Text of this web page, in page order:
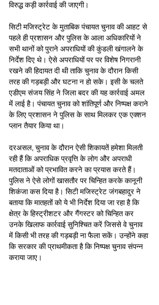
विरुद्ध कड़ी कार्रवाई की जाएगी।
सिटी मजिस्ट्रेट के मुताबिक पंचायत चुनाव की आहट से
पहले ही प्रशासन और पुलिस के आला अधिकारियों ने
सभी थानों को पुराने अपराधियों की कुंडली खंगालने के
निर्देश दिए थे। ऐसे अपराधियों पर पर विशेष निगरानी
रखने की हिदायत दी थी ताकि चुनाव के दौरान किसी
तरह की गड़बड़ी और घटना न हो सके। इसी के चलते
एडीएम संजय सिंह ने जिला बदर की यह कार्रवाई अमल
में लाई है। पंचायत चुनाव को शांतिपूर्ण और निष्पक्ष कराने
के लिए प्रशासन ने पुलिस के साथ मिलकर एक एक्शन
प्लान तैयार किया था।
दरअसल, चुनाव के दौरान ऐसी शिकायतें हमेशा मिलती
रही हैं कि अपराधिक प्रवृत्ति के लोग और अपराधी
मतदाताओं को प्रभावित करने का प्रयास करते हैं।
पुलिस ने ऐसे लोगों खासतौर पर चिन्हित करके कानूनी
शिकंजा कस दिया है। सिटी मजिस्ट्रेट जंगबहादुर ने
बताया कि मातहतों को ये भी निर्देश दिया जा रहा है कि
क्षेत्र के हिस्‍ट्रीशटर और गैंगस्‍टर को चिन्हित कर
उनके खिलाफ कार्रवाई सुनिश्चित करें जिससे वे चुनाव
में किसी भी तरह की गड़बड़ी ना फैला सकें। उन्होंने कहा
कि सरकार की प्राथमीकता है कि न‍िष्‍पक्ष चुनाव संपन्न
कराया जाए।